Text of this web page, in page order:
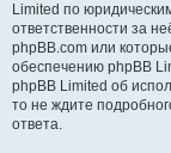
Limited по
ответственности за
phpBB.com или
обеспечению phpBB
phpBB Limited об
то не ждите
ответа.